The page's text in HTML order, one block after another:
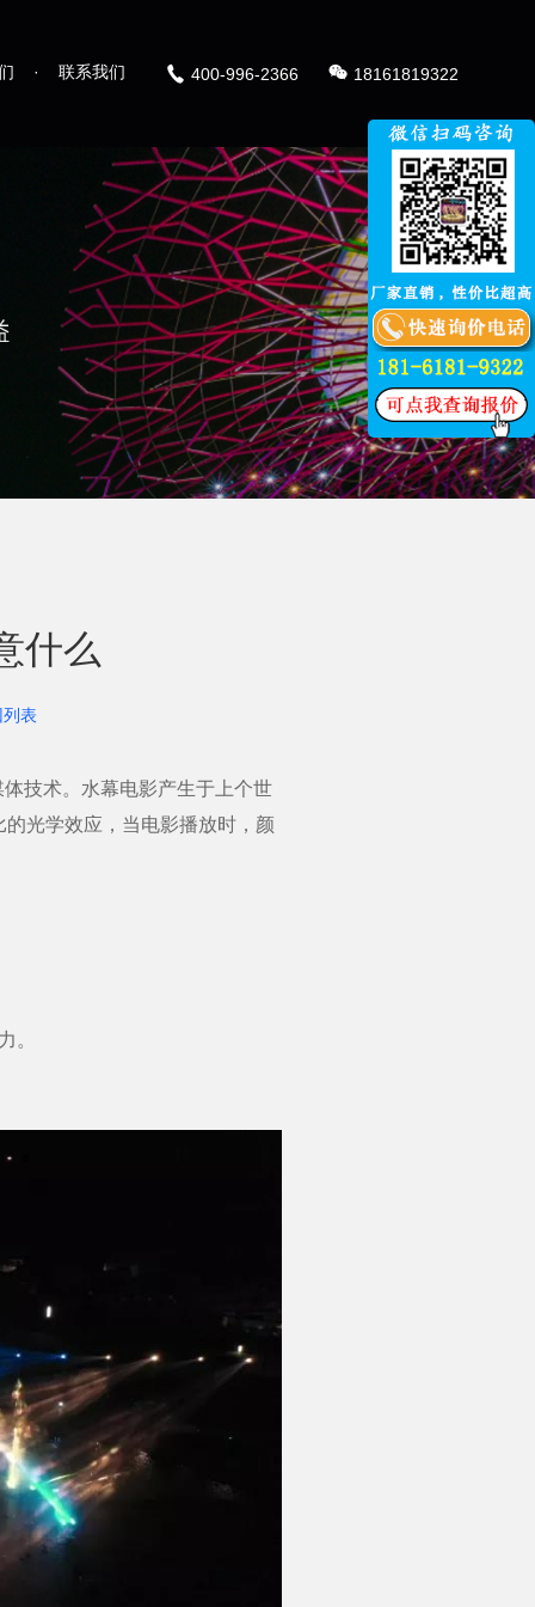
· 联系我们 400-996-2366 18161819322
什么
表
技术。水幕电影产生于上个世
光学效应，当电影播放时，颜
。